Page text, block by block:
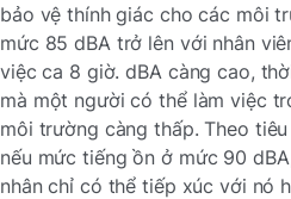
bảo vệ thính giác cho các môi
mức 85 dBA trở lên với nhân
việc ca 8 giờ. dBA càng cao,
mà một người có thể làm việc
môi trường càng thấp. Theo tiêu
nếu mức tiếng ồn ở mức 90
nhân chỉ có thể tiếp xúc với nó